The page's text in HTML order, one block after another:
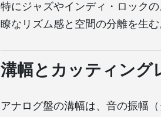
特にジャズやインディ・ロック
瞭なリズム感と空間の分離を生む
溝幅とカッティング
アナログ盤の溝幅は、音の振幅